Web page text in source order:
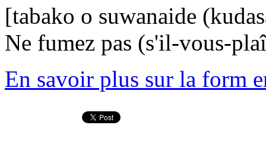
[tabako o suwanaide
Ne fumez pas (s'il-vous-
En savoir plus sur la form